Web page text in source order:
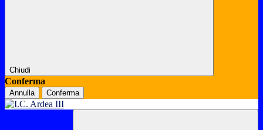
Chiudi
Conferma
Annulla Conferma